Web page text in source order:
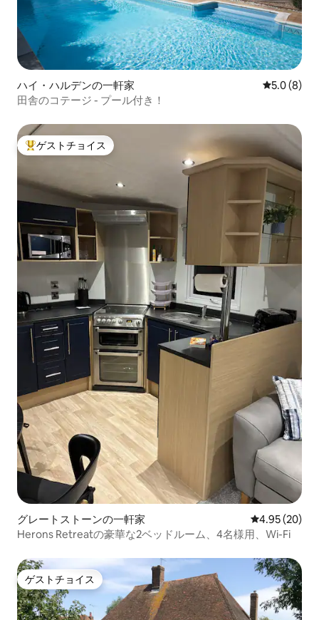
ハイ・ハルデンの一軒家 レビュー8
5.0 (8)
田舎のコテージ - プール付き！
大好評のゲストチョイスです。
ゲストチョイス
グレートストーンの一軒家 レビュー20
4.95 (20)
Herons Retreatの豪華な2ベッドルーム、4名様用、Wi-Fi
ゲストチョイス
ゲストチョイス